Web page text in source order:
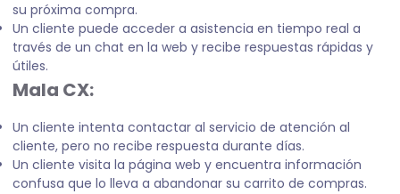
su próxima compra.
Un cliente puede acceder a asistencia en tiempo real a
través de un chat en la web y recibe respuestas rápidas y
útiles.
Mala CX:
Un cliente intenta contactar al servicio de atención al
cliente, pero no recibe respuesta durante días.
Un cliente visita la página web y encuentra información
confusa que lo lleva a abandonar su carrito de compras.